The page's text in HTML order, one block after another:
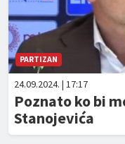
PARTIZAN
24.09.2024. | 17:17
Poznato ko bi
Stanojevića